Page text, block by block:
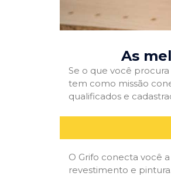
As
Se o que você
tem como missão
qualificados e
O Grifo conecta você
revestimento e